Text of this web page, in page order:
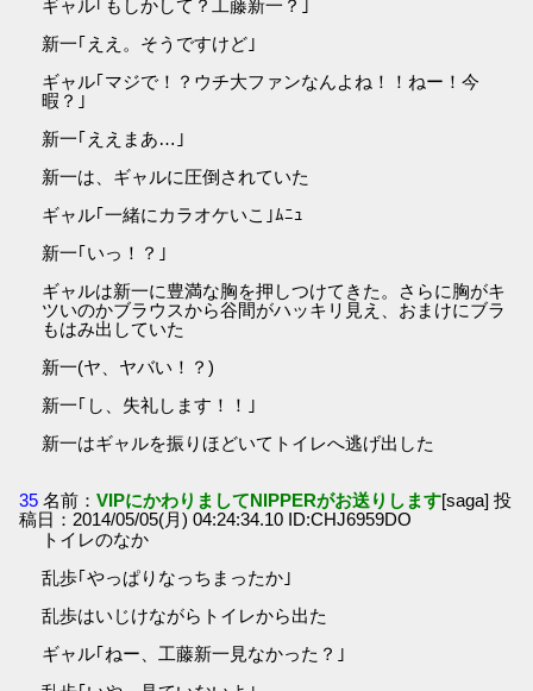
ギャル｢もしかして？工藤新一？｣
新一｢ええ。そうですけど｣
ギャル｢マジで！？ウチ大ファンなんよね！！ねー！今
暇？｣
新一｢ええまあ…｣
新一は、ギャルに圧倒されていた
ギャル｢一緒にカラオケいこ｣ﾑﾆｭ
新一｢いっ！？｣
ギャルは新一に豊満な胸を押しつけてきた。さらに胸がキ
ツいのかブラウスから谷間がハッキリ見え、おまけにブラ
もはみ出していた
新一(ヤ、ヤバい！？)
新一｢し、失礼します！！｣
新一はギャルを振りほどいてトイレへ逃げ出した
35 名前：VIPにかわりましてNIPPERがお送りします[saga] 投
稿日：2014/05/05(月) 04:24:34.10 ID:CHJ6959DO
トイレのなか
乱歩｢やっぱりなっちまったか｣
乱歩はいじけながらトイレから出た
ギャル｢ねー、工藤新一見なかった？｣